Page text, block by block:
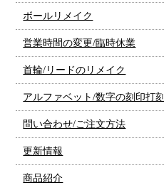
ボールリメイク
営業時間の変更/臨時休業
首輪/リードのリメイク
アルファベット/数字の刻印打刻
問い合わせ/ご注文方法
更新情報
商品紹介